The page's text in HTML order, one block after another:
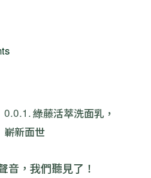
綠藤活萃洗面乳，
嶄新面世
音，我們聽見了！